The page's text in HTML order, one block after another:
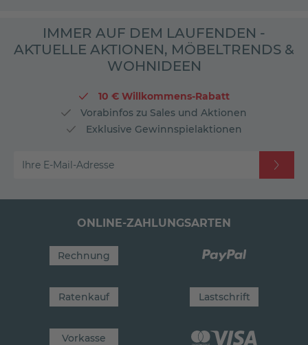
IMMER AUF DEM LAUFENDEN -
AKTUELLE AKTIONEN, MÖBELTRENDS &
WOHNIDEEN
10 € Willkommens-Rabatt
Vorabinfos zu Sales und Aktionen
Exklusive Gewinnspielaktionen
Ihre E-Mail-Adresse
ONLINE-ZAHLUNGSARTEN
Rechnung
Ratenkauf Lastschrift
Vorkasse